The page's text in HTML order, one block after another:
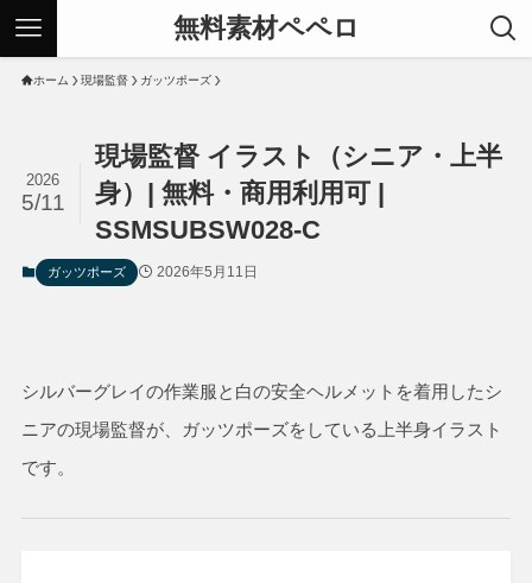
無料素材ペペロ
ホーム 現場監督 ガッツポーズ
現場監督 イラスト（シニア・上半
身）| 無料・商用利用可 |
SSMSUBSW028-C
2026
5/11
ガッツポーズ 2026年5月11日
シルバーグレイの作業服と白の安全ヘルメットを着用したシ
ニアの現場監督が、ガッツポーズをしている上半身イラスト
です。